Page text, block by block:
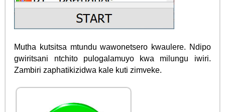
Mutha kutsitsa mtundu wawonetsero kwaulere. Ndipo
gwiritsani ntchito pulogalamuyo kwa milungu iwiri.
Zambiri zaphatikizidwa kale kuti zimveke.